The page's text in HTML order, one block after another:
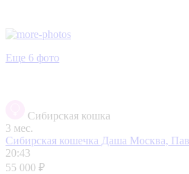
Еще 6 фото
Сибирская кошка
3 мес.
Сибирская кошечка Даша Москва,
20:43
55 000 ₽